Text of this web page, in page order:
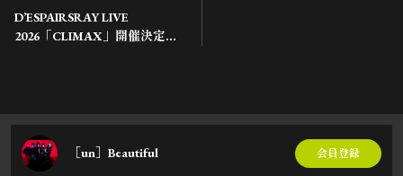
D’ESPAIRSRAY LIVE
2026「CLIMAX」開催決定！
［un］Beautiful 会員登録